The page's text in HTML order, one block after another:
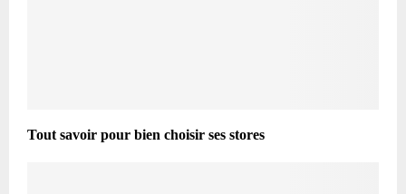
Tout savoir pour bien choisir ses stores